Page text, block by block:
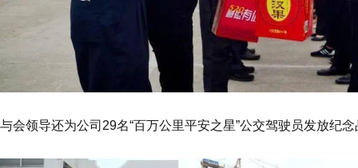
与会领导还为公司29名“百万公里平安之星”公交驾驶员发放纪